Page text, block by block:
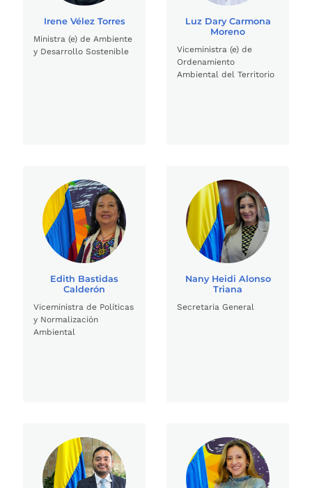
Irene Vélez Torres
Ministra (e) de Ambiente
y Desarrollo Sostenible
Luz Dary Carmona
Moreno
Viceministra (e) de
Ordenamiento
Ambiental del Territorio
Edith Bastidas
Calderón
Viceministra de Políticas
y Normalización
Ambiental
Nany Heidi Alonso
Triana
Secretaria General